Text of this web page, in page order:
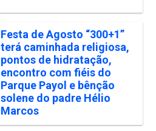
Festa de Agosto “300+1”
terá caminhada religiosa,
pontos de hidratação,
encontro com fiéis do
Parque Payol e bênção
solene do padre Hélio
Marcos